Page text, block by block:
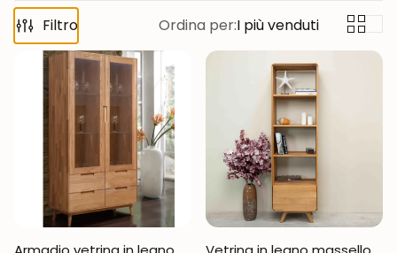
Credenze Console
Armadietti
Appendiabiti
Filtro Ordina per:I più venduti